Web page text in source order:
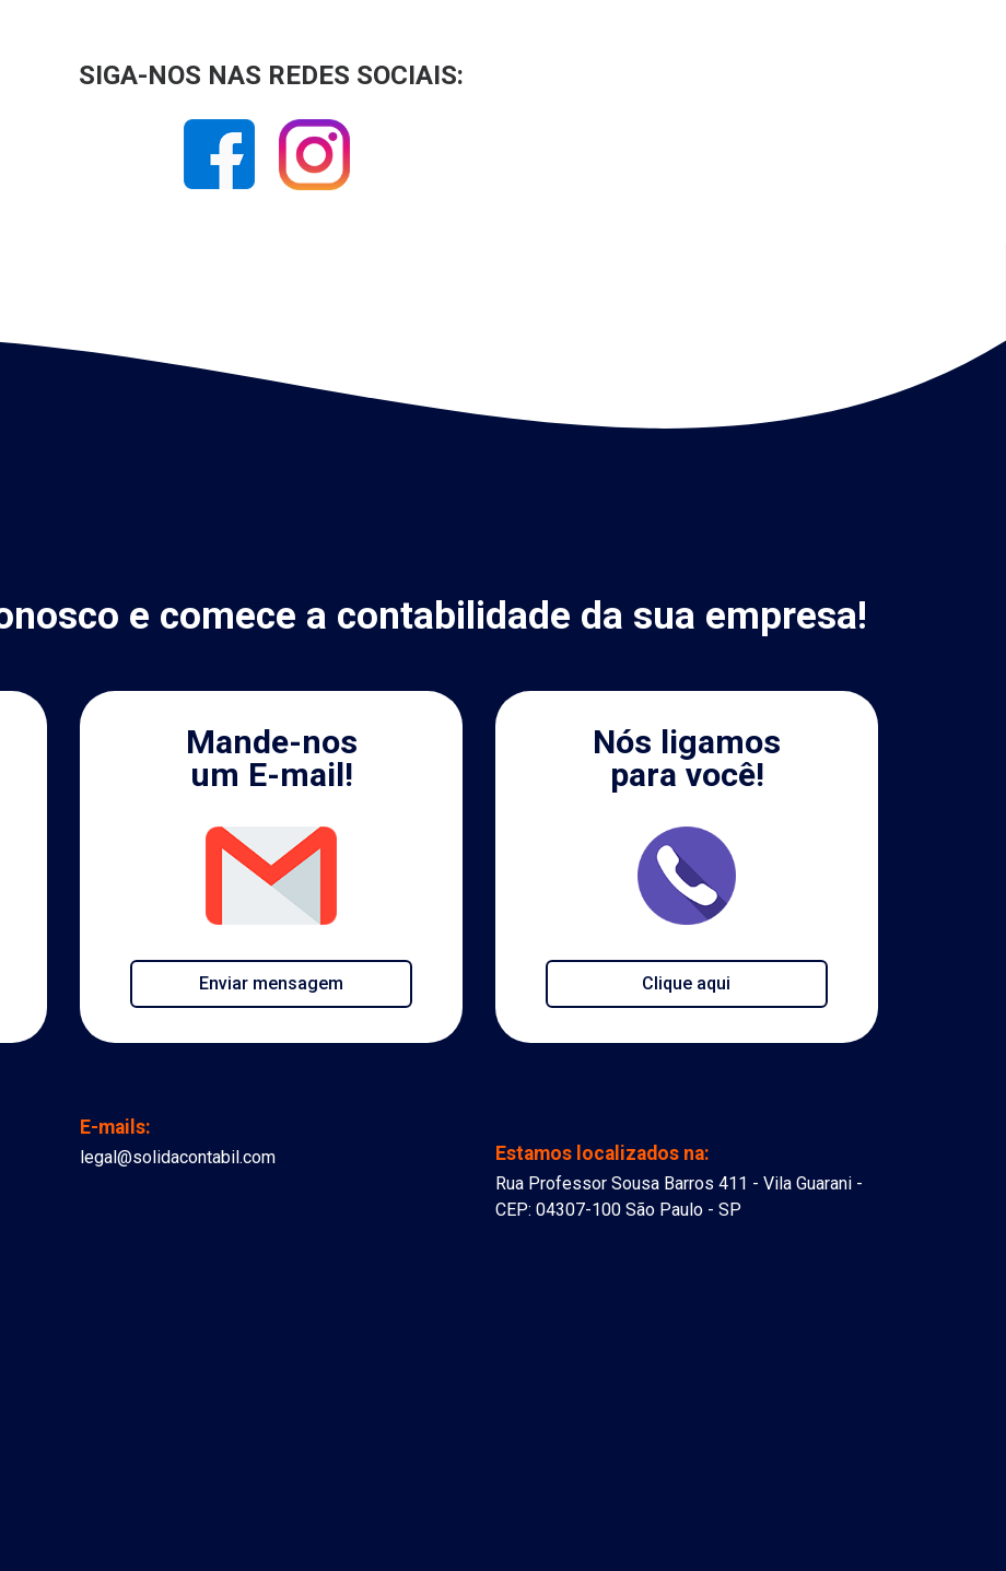
SIGA-NOS NAS REDES SOCIAIS:
e comece a contabilidade da sua empresa!
Mande-nos
um E-mail!
Enviar mensagem
Nós ligamos
para você!
Clique aqui
E-mails:
legal@solidacontabil.com Estamos localizados na:
Rua Professor Sousa Barros 411 - Vila Guarani -
CEP: 04307-100 São Paulo - SP